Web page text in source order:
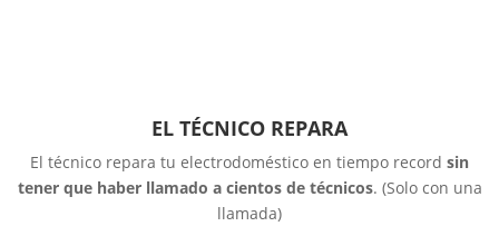
EL TÉCNICO REPARA
El técnico repara tu electrodoméstico en tiempo record sin
tener que haber llamado a cientos de técnicos. (Solo con una
llamada)